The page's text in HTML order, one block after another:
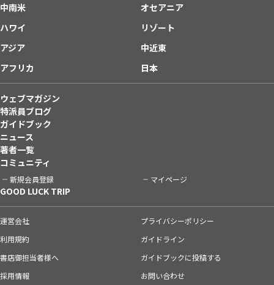
中南米
オセアニア
ハワイ
リゾート
アジア
中近東
アフリカ
日本
ウェブマガジン
特派員ブログ
ガイドブック
ニュース
著者一覧
コミュニティ
新規会員登録 マイページ
GOOD LUCK TRIP
運営会社
プライバシーポリシー
利用規約
ガイドライン
書店御担当者様へ
ガイドブックに投稿する
採用情報
お問い合わせ